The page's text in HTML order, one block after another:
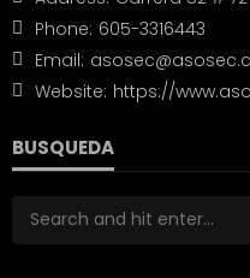
Phone: 605-3316443
Email:
Website: https://
BUSQUEDA